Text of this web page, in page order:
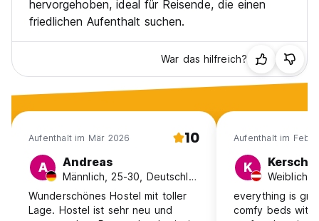
hervorgehoben, ideal für Reisende, die einen
friedlichen Aufenthalt suchen.
War das hilfreich?
Aufenthalt im Mär 2026 10
A Andreas
Männlich, 25-30, Deutschland
Wunderschönes Hostel mit toller
Lage. Hostel ist sehr neu und
Aufenthalt im Feb
K
Weiblich,
everything is
comfy beds with